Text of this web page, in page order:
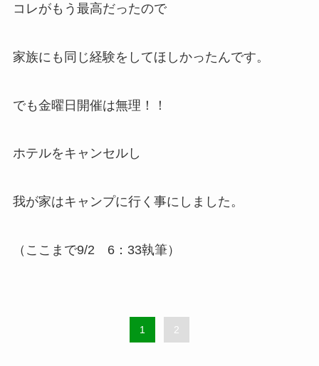
コレがもう最高だったので
家族にも同じ経験をしてほしかったんです。
でも金曜日開催は無理！！
ホテルをキャンセルし
我が家はキャンプに行く事にしました。
（ここまで9/2 6：33執筆）
1 2